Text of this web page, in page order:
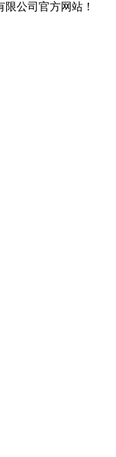
公司官方网站！